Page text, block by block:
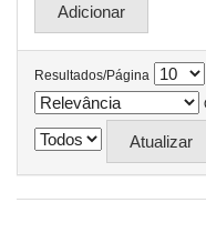
Resultados/Página